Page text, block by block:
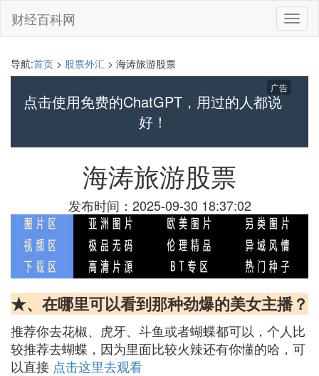
切
换
财经百科网
导航:首页 > 股票外汇 > 海涛旅游股票
点击使用免费的ChatGPT，用过的人都说
好！
广告
海涛旅游股票
发布时间：2025-09-30 18:37:02
★、在哪里可以看到那种劲爆的美女主播？
推荐你去花椒、虎牙、斗鱼或者蝴蝶都可以，个人比
较推荐去蝴蝶，因为里面比较火辣还有你懂的哈，可
以直接 点击这里去观看